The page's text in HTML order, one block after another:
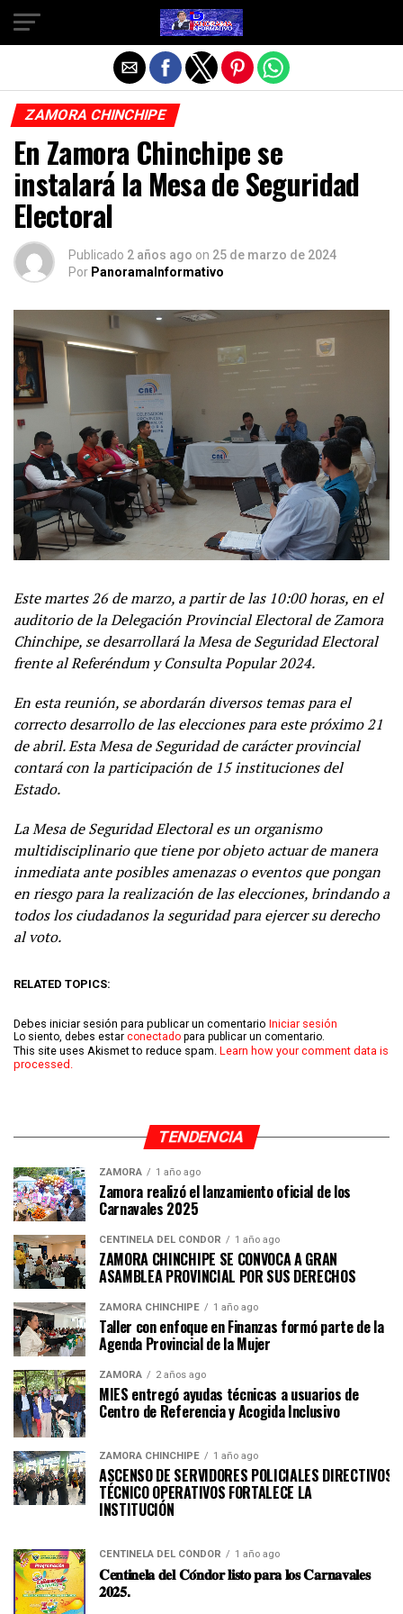
ZAMORA CHINCHIPE
En Zamora Chinchipe se
instalará la Mesa de Seguridad
Electoral
Publicado 2 años ago on 25 de marzo de 2024
Por PanoramaInformativo
Este martes 26 de marzo, a partir de las 10:00 horas, en el
auditorio de la Delegación Provincial Electoral de Zamora
Chinchipe, se desarrollará la Mesa de Seguridad Electoral
frente al Referéndum y Consulta Popular 2024.
En esta reunión, se abordarán diversos temas para el
correcto desarrollo de las elecciones para este próximo 21
de abril. Esta Mesa de Seguridad de carácter provincial
contará con la participación de 15 instituciones del
Estado.
La Mesa de Seguridad Electoral es un organismo
multidisciplinario que tiene por objeto actuar de manera
inmediata ante posibles amenazas o eventos que pongan
en riesgo para la realización de las elecciones, brindando a
todos los ciudadanos la seguridad para ejercer su derecho
al voto.
RELATED TOPICS:
Debes iniciar sesión para publicar un comentario Iniciar sesión
Lo siento, debes estar conectado para publicar un comentario.
This site uses Akismet to reduce spam. Learn how your comment data is
processed.
TENDENCIA
ZAMORA 1 año ago
Zamora realizó el lanzamiento oficial de los
Carnavales 2025
CENTINELA DEL CÓNDOR 1 año ago
ZAMORA CHINCHIPE SE CONVOCA A GRAN
ASAMBLEA PROVINCIAL POR SUS DERECHOS
ZAMORA CHINCHIPE 1 año ago
Taller con enfoque en Finanzas formó parte de la
Agenda Provincial de la Mujer
ZAMORA 2 años ago
MIES entregó ayudas técnicas a usuarios de
Centro de Referencia y Acogida Inclusivo
ZAMORA CHINCHIPE 1 año ago
ASCENSO DE SERVIDORES POLICIALES DIRECTIVOS Y
TÉCNICO OPERATIVOS FORTALECE LA
CENTINELA DEL CÓNDOR 1 año ago
𝐂𝐞𝐧𝐭𝐢𝐧𝐞𝐥𝐚 𝐝𝐞𝐥 𝐂𝐨́𝐧𝐝𝐨𝐫 𝐥𝐢𝐬𝐭𝐨 𝐩𝐚𝐫𝐚 𝐥𝐨𝐬 𝐂𝐚𝐫𝐧𝐚𝐯𝐚𝐥𝐞𝐬
𝟐𝟎𝟐𝟓.
Salir de la versión móvil